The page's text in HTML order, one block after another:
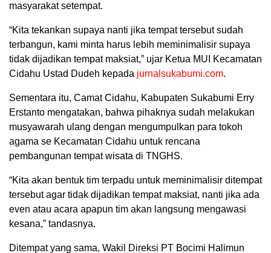
masyarakat setempat.
“Kita tekankan supaya nanti jika tempat tersebut sudah
terbangun, kami minta harus lebih meminimalisir supaya
tidak dijadikan tempat maksiat,” ujar Ketua MUI Kecamatan
Cidahu Ustad Dudeh kepada jurnalsukabumi.com.
Sementara itu, Camat Cidahu, Kabupaten Sukabumi Erry
Erstanto mengatakan, bahwa pihaknya sudah melakukan
musyawarah ulang dengan mengumpulkan para tokoh
agama se Kecamatan Cidahu untuk rencana
pembangunan tempat wisata di TNGHS.
“Kita akan bentuk tim terpadu untuk meminimalisir ditempat
tersebut agar tidak dijadikan tempat maksiat, nanti jika ada
even atau acara apapun tim akan langsung mengawasi
kesana,” tandasnya.
Ditempat yang sama, Wakil Direksi PT Bocimi Halimun